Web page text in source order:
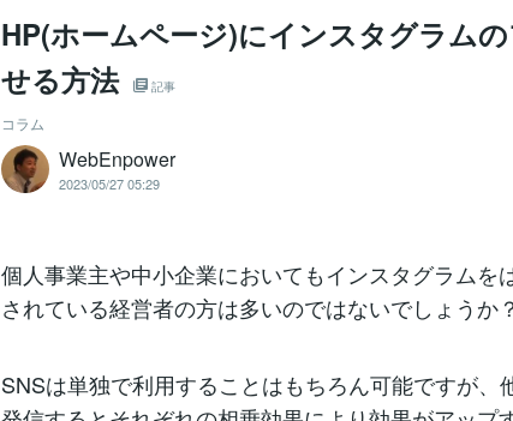
HP(ホームページ)にインスタグラム
せる方法
記事
コラム
WebEnpower
2023/05/27 05:29
個人事業主や中小企業においてもインスタグラムを
されている経営者の方は多いのではないでしょうか？
SNSは単独で利用することはもちろん可能ですが、